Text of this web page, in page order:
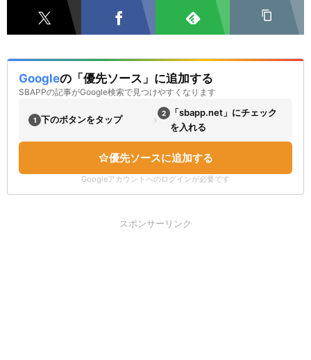
Googleの「優先ソース」に追加する
SBAPPの記事がGoogle検索で見つけやすくなります
1 下のボタンをタップ › 2
「sbapp.net」にチェック
を入れる
優先ソースに追加する
Googleアカウントへのログインが必要です
スポンサーリンク